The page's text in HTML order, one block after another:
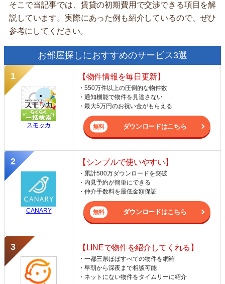
そこで当記事では、賃貸の初期費用で交渉できる項目を解
説しています。実際にあった例も紹介しているので、ぜひ
参考にしてください。
お部屋探しにおすすめのサービス3選
スモッカ
【物件情報を毎日更新】
・550万件以上の圧倒的な物件数
・通知機能で物件を見逃さない
・最大5万円のお祝い金がもらえる
ダウンロードはこちら
CANARY
【シンプルで使いやすい】
・累計500万ダウンロードを突破
・内見予約が簡単にできる
・仲介手数料を最低金額保証
ダウンロードはこちら
【LINEで物件を紹介してくれる】
・一都三県ほぼすべての物件を網羅
・早朝から深夜まで相談可能
・ネットにない物件をタイムリーに紹介